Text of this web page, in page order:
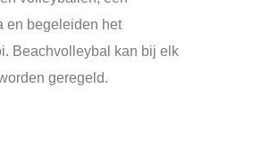
en begeleiden het
Beachvolleybal kan bij elk
geregeld.